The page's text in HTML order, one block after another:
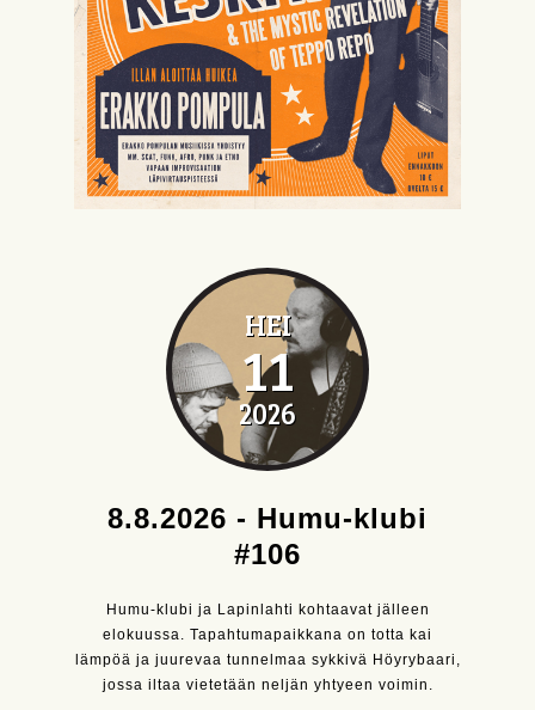
HEI
11
2026
8.8.2026 - Humu-klubi
#106
Humu-klubi ja Lapinlahti kohtaavat jälleen
elokuussa. Tapahtumapaikkana on totta kai
lämpöä ja juurevaa tunnelmaa sykkivä Höyrybaari,
jossa iltaa vietetään neljän yhtyeen voimin.